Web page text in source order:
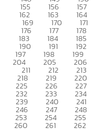
155 156 157
162 163 164
169 170 171
176 177 178
183 184 185
190 191 192
197 198 199
204 205 206
211 212 213
218 219 220
225 226 227
232 233 234
239 240 241
246 247 248
253 254 255
260 261 262